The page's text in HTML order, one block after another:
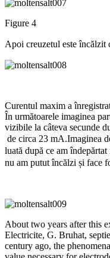
Figure 4
Apoi creuzetul este încălzit
Curentul maxim a
În următoarele imaginea
vizibile la câteva secunde
de circa 23 mA.Imaginea
luată după ce am
nu am putut încălzi și face
About two years after this
Electricite, G. Bruhat,
century ago, the